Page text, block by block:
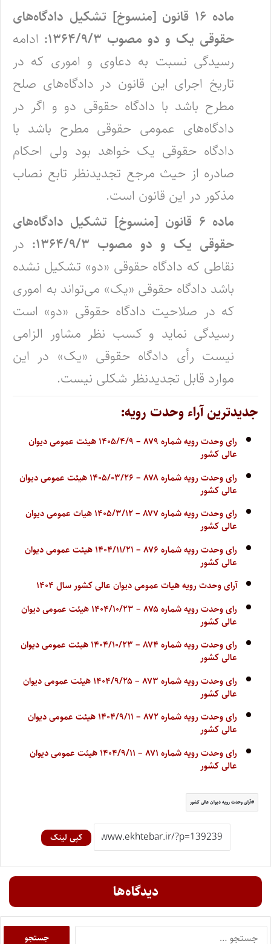
ماده ۱۶ قانون [منسوخ] تشکیل دادگاه‌های
حقوقی یک و دو مصوب ۱۳۶۴/۹/۳:
ادامه
رسیدگی نسبت به دعاوی و اموری که در
تاریخ اجرای این قانون در دادگاه‌های صلح
مطرح باشد با دادگاه حقوقی دو و اگر در‌
دادگاه‌های عمومی حقوقی مطرح باشد با
دادگاه حقوقی یک خواهد بود ولی احکام
صادره از حیث مرجع تجدیدنظر تابع نصاب
مذکور در این قانون‌ است. ‌
ماده ۶ قانون [منسوخ] تشکیل دادگاه‌های
حقوقی یک و دو مصوب ۱۳۶۴/۹/۳:
در
نقاطی که دادگاه حقوقی «‌دو» تشکیل نشده
باشد دادگاه حقوقی «‌یک» می‌تواند به اموری
که در صلاحیت دادگاه حقوقی «‌دو» است‌
رسیدگی نماید و کسب نظر مشاور الزامی
نیست رأی دادگاه حقوقی «‌یک» در این
موارد قابل تجدیدنظر شکلی نیست.
جدیدترین آراء وحدت رویه:
رای وحدت رویه شماره ۸۷۹ – ۱۴۰۵/۴/۹ هیئت عمومی دیوان
عالی کشور
رای وحدت رویه شماره ۸۷۸ – ۱۴۰۵/۰۳/۲۶ هیئت عمومی دیوان
عالی کشور
رای وحدت رویه شماره ۸۷۷ – ۱۴۰۵/۳/۱۲ هیات عمومی دیوان
عالی کشور
رای وحدت رویه شماره ۸۷۶ – ۱۴۰۴/۱۱/۲۱ هیئت عمومی دیوان
عالی کشور
آرای وحدت رویه هیات عمومی دیوان عالی کشور سال ۱۴۰۴
رای وحدت رویه شماره ۸۷۵ – ۱۴۰۴/۱۰/۲۳ هیئت عمومی دیوان
عالی کشور
رای وحدت رویه شماره ۸۷۴ – ۱۴۰۴/۱۰/۲۳ هیئت عمومی دیوان
عالی کشور
رای وحدت رویه شماره ۸۷۳ – ۱۴۰۴/۹/۲۵ هیئت عمومی دیوان
عالی کشور
رای وحدت رویه شماره ۸۷۲ – ۱۴۰۴/۹/۱۱ هیئت عمومی دیوان
عالی کشور
رای وحدت رویه شماره ۸۷۱ – ۱۴۰۴/۹/۱۱ هیئت عمومی دیوان
عالی کشور
آرای وحدت رویه دیوان عالی کشور
کپی لینک
دیدگاه‌ها